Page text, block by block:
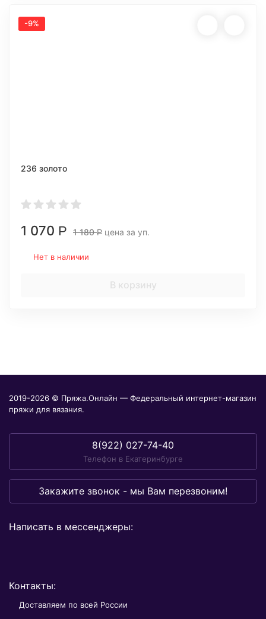
-9%
236 золото
1 070 Р 1 180Р цена за уп.
Нет в наличии
В корзину
2019-2026 © Пряжа.Онлайн — Федеральный интернет-магазин
пряжи для вязания.
8(922) 027-74-40
Телефон в Екатеринбурге
Закажите звонок - мы Вам перезвоним!
Написать в мессенджеры:
Контакты:
Доставляем по всей России